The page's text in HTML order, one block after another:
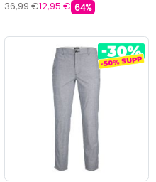
36,99 €12,95 € 64%